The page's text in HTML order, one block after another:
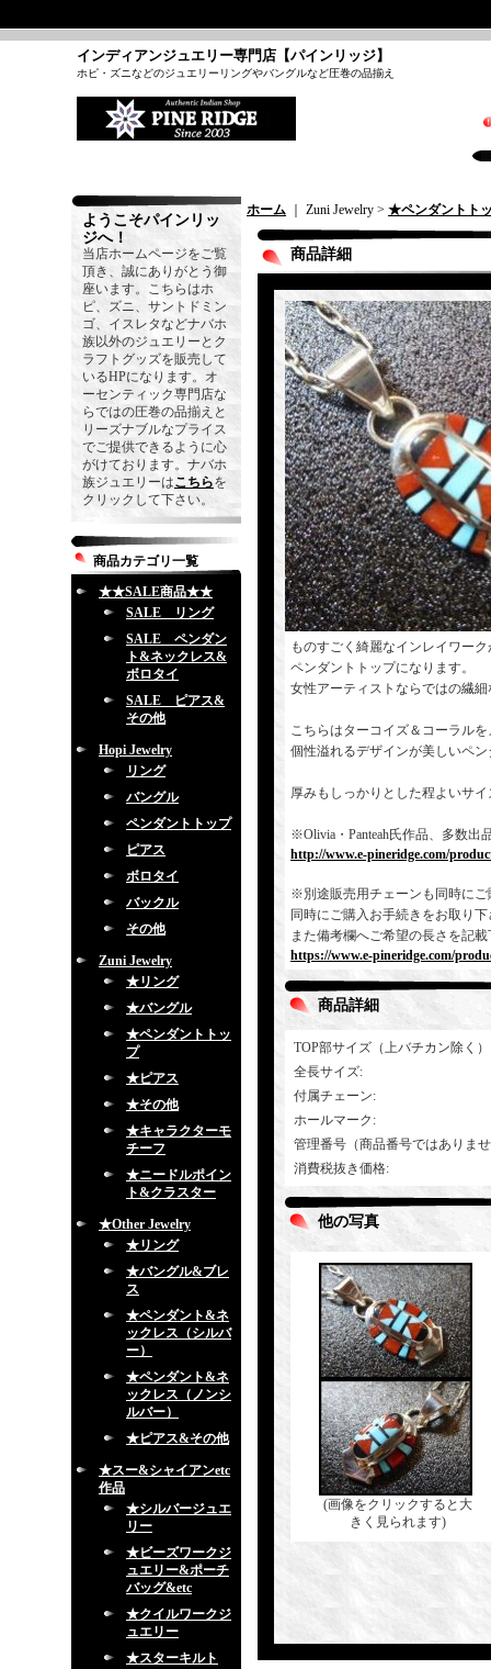
インディアンジュエリー専門店【パインリッジ】
ホピ・ズニなどのジュエリーリングやバングルなど圧巻の品揃え
ようこそパインリッ
ジへ！
当店ホームページをご覧
頂き、誠にありがとう御
座います。こちらはホ
ピ、ズニ、サントドミン
ゴ、イスレタなどナバホ
族以外のジュエリーとク
ラフトグッズを販売して
いるHPになります。オ
ーセンティック専門店な
らではの圧巻の品揃えと
リーズナブルなプライス
でご提供できるように心
がけております。ナバホ
族ジュエリーはこちらを
クリックして下さい。
商品カテゴリ一覧
★★SALE商品★★
SALE リング
SALE ペンダン
ト&ネックレス&
ボロタイ
SALE ピアス&
その他
Hopi Jewelry
リング
バングル
ペンダントトップ
ピアス
ボロタイ
バックル
その他
Zuni Jewelry
★リング
★バングル
★ペンダントトッ
プ
★ピアス
★その他
★キャラクターモ
チーフ
★ニードルポイン
ト&クラスター
★Other Jewelry
★リング
★バングル&ブレ
ス
★ペンダント&ネ
ックレス（シルバ
ー）
★ペンダント&ネ
ックレス（ノンシ
ルバー）
★ピアス&その他
★スー&シャイアンetc
作品
★シルバージュエ
リー
★ビーズワークジ
ュエリー&ポーチ
バッグ&etc
★クイルワークジ
ュエリー
★スターキルト
ホーム ｜ Zuni Jewelry > ★ペンダントト
商品詳細
ものすごく綺麗なインレイワー
ペンダントトップになります。
女性アーティストならではの繊
こちらはターコイズ＆コーラル
個性溢れるデザインが美しいペ
厚みもしっかりとした程よいサ
※Olivia・Panteah氏作品、多数出
http://www.e-pineridge.com/
※別途販売用チェーンも同時に
同時にご購入お手続きをお取り
また備考欄へご希望の長さを記
https://www.e-pineridge.com/
商品詳細
TOP部サイズ（上バチカン除く）
全長サイズ:
付属チェーン:
ホールマーク :
管理番号（商品番号ではありま
消費税抜き価格:
他の写真
(画像をクリックすると大
きく見られます)